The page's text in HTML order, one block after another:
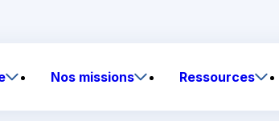
Nos missions Ressources